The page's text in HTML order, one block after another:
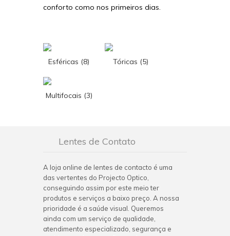
conforto como nos primeiros dias.
Esféricas (8) Tóricas (5)
Multifocais (3)
Lentes de Contato
A loja online de lentes de contacto é uma
das vertentes do Projecto Optico,
conseguindo assim por este meio ter
produtos e serviços a baixo preço. A nossa
prioridade é a saúde visual. Queremos
ainda com um serviço de qualidade,
atendimento especializado, segurança e